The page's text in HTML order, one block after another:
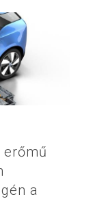
a